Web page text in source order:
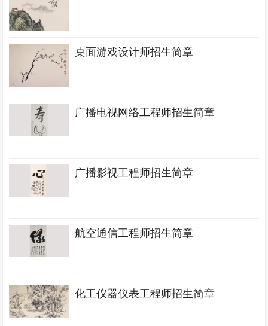
桌面游戏设计师招生简章
广播电视网络工程师招生简章
广播影视工程师招生简章
航空通信工程师招生简章
化工仪器仪表工程师招生简章